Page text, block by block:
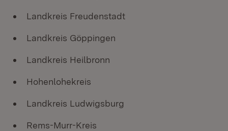
Landkreis Freudenstadt
Landkreis Göppingen
Landkreis Heilbronn
Hohenlohekreis
Landkreis Ludwigsburg
Rems-Murr-Kreis